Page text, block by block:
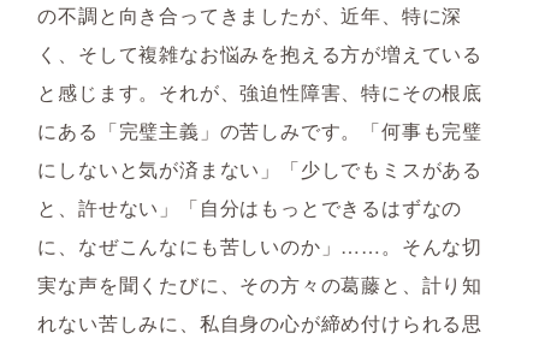
の不調と向き合ってきましたが、近年、特に深
く、そして複雑なお悩みを抱える方が増えている
と感じます。それが、強迫性障害、特にその根底
にある「完璧主義」の苦しみです。「何事も完璧
にしないと気が済まない」「少しでもミスがある
と、許せない」「自分はもっとできるはずなの
に、なぜこんなにも苦しいのか」……。そんな切
実な声を聞くたびに、その方々の葛藤と、計り知
れない苦しみに、私自身の心が締め付けられる思